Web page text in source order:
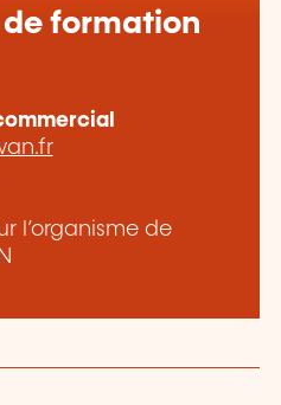
de formation
l’organisme de